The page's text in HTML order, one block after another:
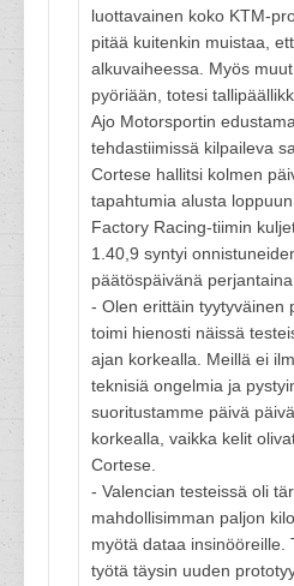
luottavainen koko KTM-
pitää kuitenkin muistaa,
alkuvaiheessa. Myös
pyöriään, totesi
Ajo Motorsportin
tehdastiimissä kilpaileva
Cortese hallitsi kolmen
tapahtumia alusta
Factory Racing-tiimin
1.40,9 syntyi
päätöspäivänä perjantaina.
- Olen erittäin tyytyväinen
toimi hienosti näissä
ajan korkealla. Meillä ei
teknisiä ongelmia ja
suoritustamme päivä
korkealla, vaikka kelit
Cortese.
- Valencian testeissä oli
mahdollisimman paljon
myötä dataa insinööreille.
työtä täysin uuden